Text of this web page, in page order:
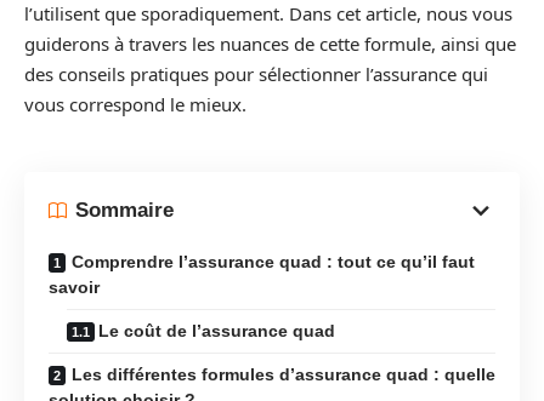
l’utilisent que sporadiquement. Dans cet article, nous vous
guiderons à travers les nuances de cette formule, ainsi que
des conseils pratiques pour sélectionner l’assurance qui
vous correspond le mieux.
Sommaire
Comprendre l’assurance quad : tout ce qu’il faut
savoir
Le coût de l’assurance quad
Les différentes formules d’assurance quad : quelle